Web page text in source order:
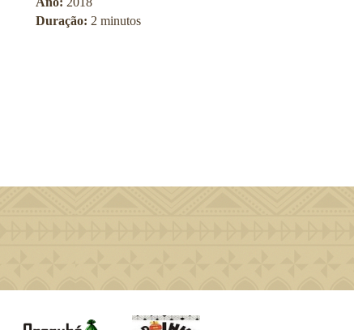
Duração: 2 minutos